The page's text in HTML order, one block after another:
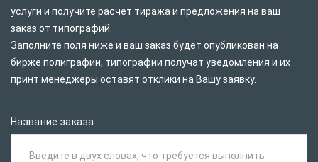
услуги и получите расчет тиража и предложения на ваш
заказ от типографий.
Заполните поля ниже и ваш заказ будет опубликован на
бирже полиграфии, типографии получат уведомления и их
принт менеджеры оставят отклики на Вашу заявку.
Название заказа
Введите в двух словах, что требуется выполнить